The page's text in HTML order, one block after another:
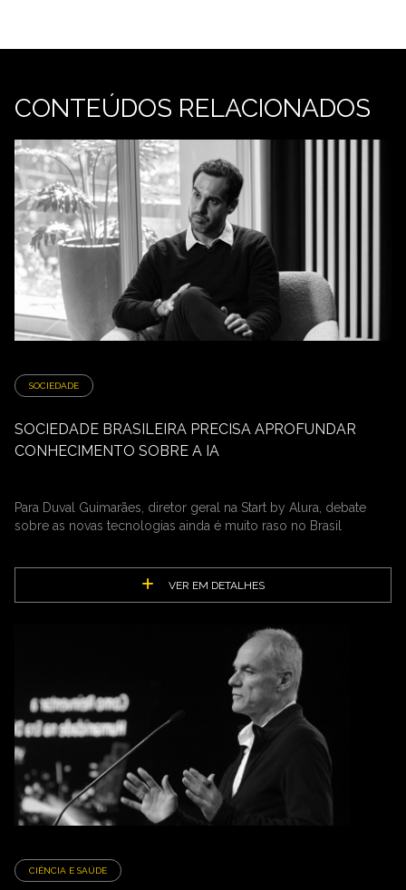
CONTEÚDOS RELACIONADOS
SOCIEDADE
SOCIEDADE BRASILEIRA PRECISA APROFUNDAR
CONHECIMENTO SOBRE A IA
Para Duval Guimarães, diretor geral na Start by Alura, debate
sobre as novas tecnologias ainda é muito raso no Brasil
VER EM DETALHES
CIÊNCIA E SAÚDE